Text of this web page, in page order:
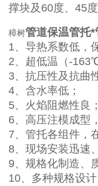
撑块及 60度、 45
樟树管道保温管托
1、导热系数低，
2、超低温（-163
3、抗压性及抗曲
4、含水率低；
5、火焰阻燃性良
6、高压注模成型
7、管托各组件，
8、现场安装迅速
9、规格化制造、
10、多种规格设